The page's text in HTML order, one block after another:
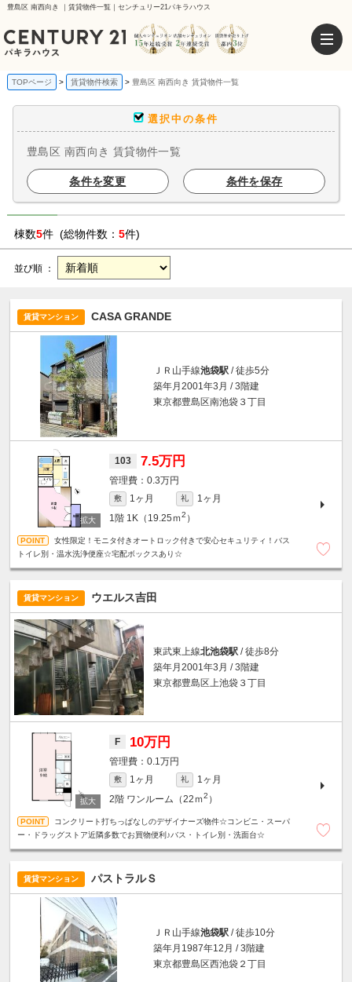
豊島区 南西向き ｜賃貸物件一覧｜センチュリー21パキラハウス
TOPページ 賃貸物件検索 豊島区 南西向き 賃貸物件一覧
選択中の条件
豊島区 南西向き 賃貸物件一覧
条件を変更 条件を保存
棟数5件 (総物件数： 5件)
並び順 ：
賃貸マンション CASA GRANDE
ＪＲ山手線池袋駅 / 徒歩5分
築年月2001年3月 / 3階建
東京都豊島区南池袋３丁目
103 7.5万円
0.3万円
敷 1ヶ月 礼
1ヶ月
1階 1K（19.25ｍ2 ）
女性限定！モニタ付きオートロック付きで安心セキュリティ！バス
トイレ別・温水洗浄便座☆宅配ボックスあり☆
賃貸マンション ウエルス吉田
東武東上線北池袋駅 / 徒歩8分
築年月2001年3月 / 3階建
東京都豊島区上池袋３丁目
F 10万円
0.1万円
敷 1ヶ月 礼
1ヶ月
2階 ワンルーム（22ｍ2 ）
コンクリート打ちっぱなしのデザイナーズ物件☆コンビニ・スーパ
ー・ドラッグストア近隣多数でお買物便利♪バス・トイレ別・洗面台☆
賃貸マンション パストラルＳ
ＪＲ山手線池袋駅 / 徒歩10分
築年月1987年12月 / 3階建
東京都豊島区西池袋２丁目